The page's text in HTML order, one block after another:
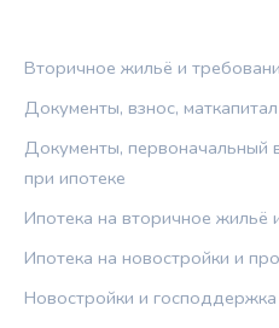
Вторичное жильё и
Документы, взнос, маткапитал
Документы, первоначальный
при ипотеке
Ипотека на вторичное жильё
Ипотека на новостройки и
Новостройки и господдержка